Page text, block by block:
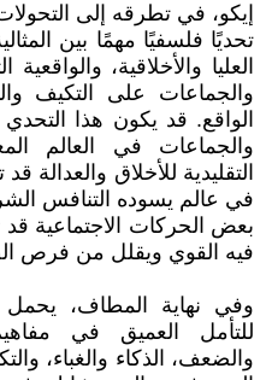
إيكو، في تطرقه إلى
تحديًا فلسفيًا مهمًا بين
العليا والأخلاقية،
والجماعات على التكيف
الواقع. قد يكون هذا
والجماعات في العالم
التقليدية للأخلاق والعدالة
في عالم يسوده التنافس
بعض الحركات الاجتماعية
فيه القوي ويقلل من فرص
وفي نهاية المطاف، يحمل
للتأمل العميق في
والضعف، الذكاء والغباء،